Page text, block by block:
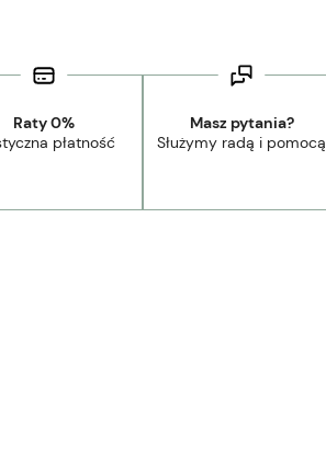
Raty 0%
płatność
Masz pytania?
Służymy radą i pomocą
1-3 dni robocze